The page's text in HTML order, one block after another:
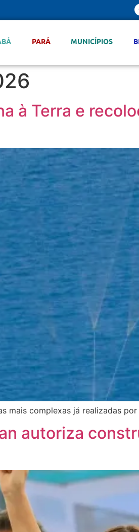
PARÁ MUNICÍPIOS
à Terra e
mais complexas já realizadas
autoriza